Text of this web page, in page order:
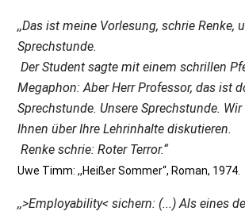
,,Das ist meine Vorlesung, schrie Renke,
Sprechstunde.
Der Student sagte mit einem schrillen
Megaphon: Aber Herr Professor, das ist
Sprechstunde. Unsere Sprechstunde.
Ihnen über Ihre Lehrinhalte diskutieren.
Renke schrie: Roter Terror.“
Uwe Timm: ,,Heißer Sommer“, Roman, 1974.
,,>Employability< sichern: (...) Als eines